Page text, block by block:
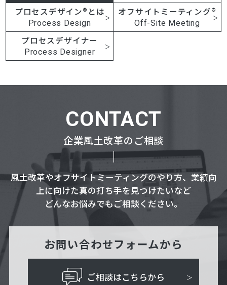
プロセスデザイン®とは
Process Design
オフサイトミーティング®
Off-Site Meeting
プロセスデザイナー
Process Designer
CONTACT
企業風土改革のご相談
風土改革やオフサイトミーティングのやり方、業績向
上に向けた真の打ち手を見つけたいなど
どんなお悩みでもご相談ください。
お問い合わせフォームから
ご相談はこちらから